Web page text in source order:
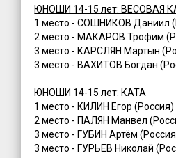
ЮНОШИ 14-15 лет: ВЕСОВАЯ
1 место - СОШНИКОВ Даниил
2 место - МАКАРОВ Трофим
3 место - КАРСЛЯН Мартын
3 место - ВАХИТОВ Богдан
ЮНОШИ 14-15 лет: КАТА
1 место - КИЛИН Егор (Россия)
2 место - ПАЛЯН Манвел
3 место - ГУБИН Артём
3 место - ГУРЬЕВ Николай